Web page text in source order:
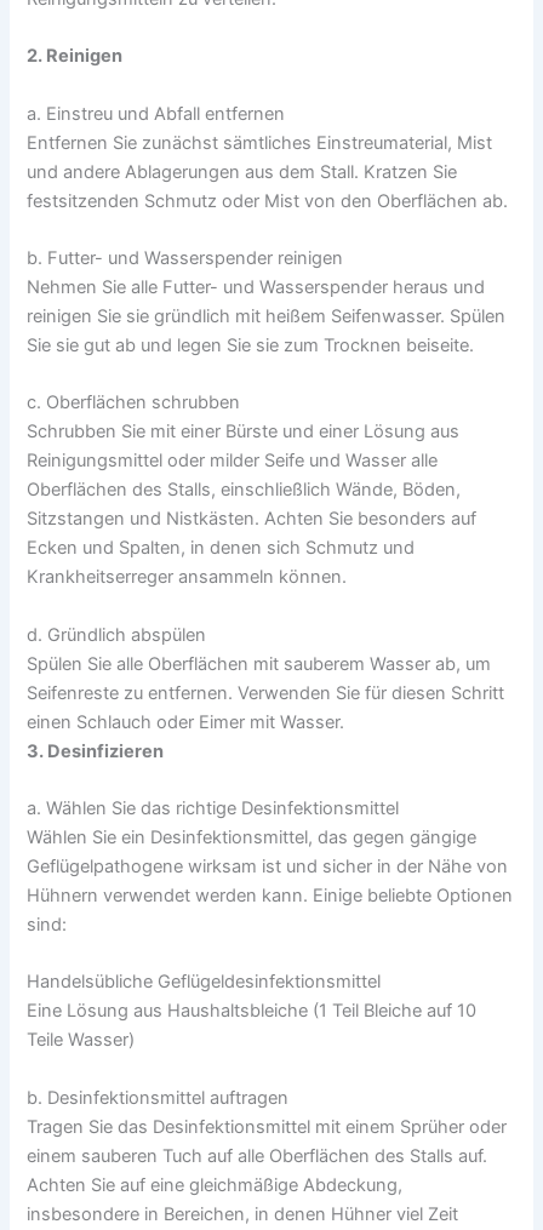
2. Reinigen
a. Einstreu und Abfall entfernen
Entfernen Sie zunächst sämtliches Einstreumaterial, Mist
und andere Ablagerungen aus dem Stall. Kratzen Sie
festsitzenden Schmutz oder Mist von den Oberflächen ab.
b. Futter- und Wasserspender reinigen
Nehmen Sie alle Futter- und Wasserspender heraus und
reinigen Sie sie gründlich mit heißem Seifenwasser. Spülen
Sie sie gut ab und legen Sie sie zum Trocknen beiseite.
c. Oberflächen schrubben
Schrubben Sie mit einer Bürste und einer Lösung aus
Reinigungsmittel oder milder Seife und Wasser alle
Oberflächen des Stalls, einschließlich Wände, Böden,
Sitzstangen und Nistkästen. Achten Sie besonders auf
Ecken und Spalten, in denen sich Schmutz und
Krankheitserreger ansammeln können.
d. Gründlich abspülen
Spülen Sie alle Oberflächen mit sauberem Wasser ab, um
Seifenreste zu entfernen. Verwenden Sie für diesen Schritt
einen Schlauch oder Eimer mit Wasser.
3. Desinfizieren
a. Wählen Sie das richtige Desinfektionsmittel
Wählen Sie ein Desinfektionsmittel, das gegen gängige
Geflügelpathogene wirksam ist und sicher in der Nähe von
Hühnern verwendet werden kann. Einige beliebte Optionen
sind:
Handelsübliche Geflügeldesinfektionsmittel
Eine Lösung aus Haushaltsbleiche (1 Teil Bleiche auf 10
Teile Wasser)
b. Desinfektionsmittel auftragen
Tragen Sie das Desinfektionsmittel mit einem Sprüher oder
einem sauberen Tuch auf alle Oberflächen des Stalls auf.
Achten Sie auf eine gleichmäßige Abdeckung,
insbesondere in Bereichen, in denen Hühner viel Zeit